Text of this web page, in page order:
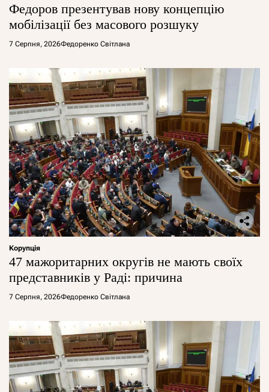
Федоров презентував нову концепцію
мобілізації без масового розшуку
7 Серпня, 2026Федоренко Світлана
Корупція
47 мажоритарних округів не мають своїх
представників у Раді: причина
7 Серпня, 2026Федоренко Світлана